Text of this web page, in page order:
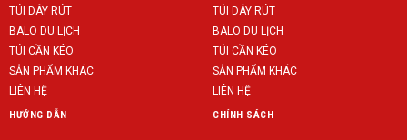
TÚI DÂY RÚT
BALO DU LỊCH
TÚI CẦN KÉO
SẢN PHẨM KHÁC
LIÊN HỆ
TÚI DÂY RÚT
BALO DU LỊCH
TÚI CẦN KÉO
SẢN PHẨM KHÁC
LIÊN HỆ
HƯỚNG DẪN CHÍNH SÁCH